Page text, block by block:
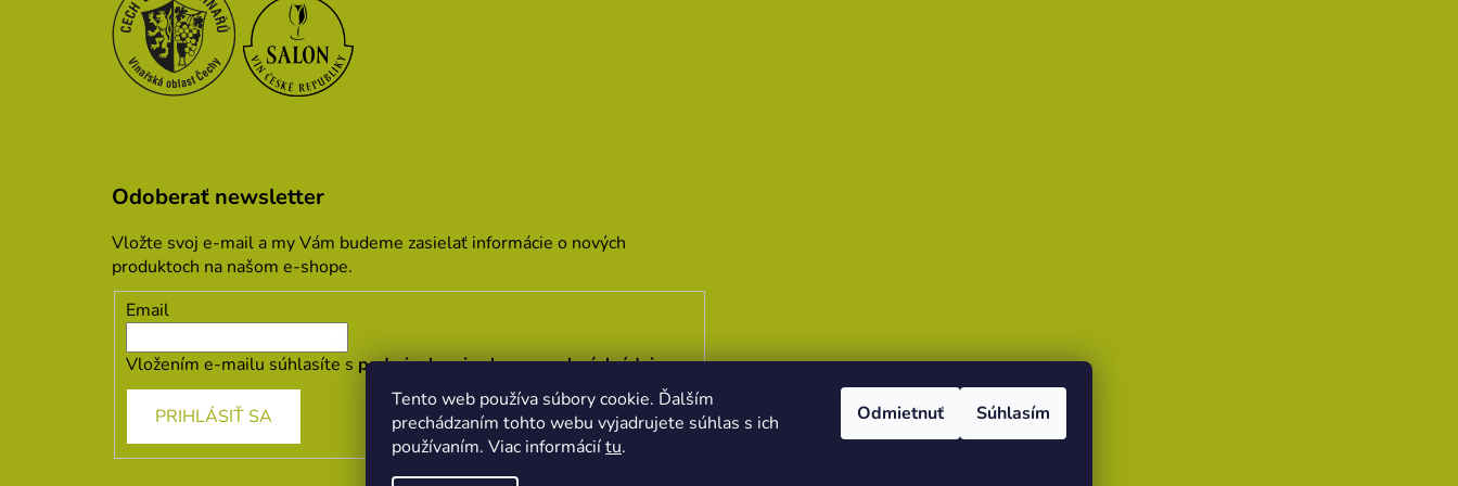
Tento web používa súbory cookie. Ďalším
prechádzaním tohto webu vyjadrujete súhlas s ich
používaním. Viac informáciítu.
Odmietnuť Súhlasím
Odoberať newsletter
Vložte svoj e-mail a my Vám budeme zasielať informácie o nových
produktoch na našom e-shope.
Email
Vložením e-mailu súhlasíte s podmienkami ochrany osobných údajov
PRIHLÁSIŤ SA